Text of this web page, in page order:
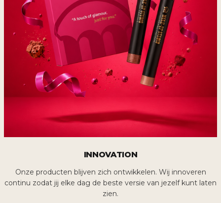
INNOVATION
Onze producten blijven zich ontwikkelen. Wij innoveren
continu zodat jij elke dag de beste versie van jezelf kunt laten
zien.